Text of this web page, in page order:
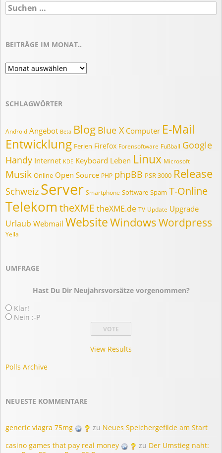
Suchen
nach:
BEITRÄGE IM MONAT..
Beiträge
im
SCHLAGWÖRTER
Android Angebot Beta Blog Blue X Computer E-Mail
Entwicklung Ferien Firefox Forensoftware Fußball Google
Handy Internet KDE Keyboard Leben Linux Microsoft
Musik Online Open Source PHP phpBB PSR 3000 Release
Schweiz Server Smartphone Software Spam T-Online
Telekom theXME theXME.de TV Update Upgrade
Urlaub Webmail WebsiteWindowsWordpress
Yella
UMFRAGE
Hast Du Dir Neujahrsvorsätze vorgenommen?
Klar!
Nein :-P
View Results
Polls Archive
NEUESTE KOMMENTARE
generic viagra 75mg zu Neues Speichergefilde am Start
casino games that pay real money
zu Der Umstieg naht: